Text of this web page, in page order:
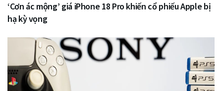
‘Cơn ác mộng’ giá iPhone 18 Pro khiến cổ phiếu Apple bị
hạ kỳ vọng